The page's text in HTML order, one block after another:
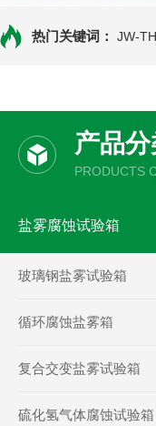
热门关键词： JW-
产品
PRODUCTS
盐雾腐蚀试验箱
玻璃钢盐雾试验箱
循环腐蚀盐雾箱
复合交变盐雾试验箱
硫化氢气体腐蚀试验箱